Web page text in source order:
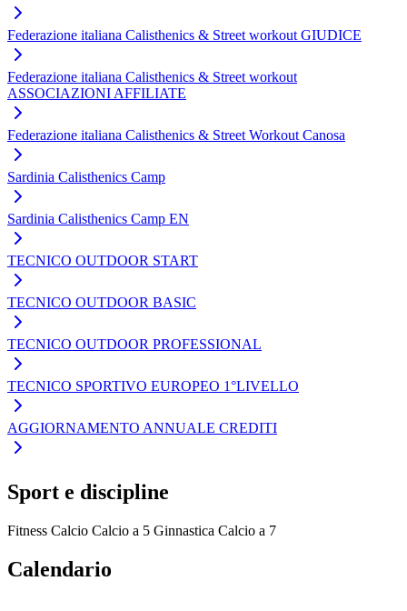
Federazione italiana Calisthenics & Street workout GIUDICE
Federazione italiana Calisthenics & Street workout
ASSOCIAZIONI AFFILIATE
Federazione italiana Calisthenics & Street Workout Canosa
Sardinia Calisthenics Camp
Sardinia Calisthenics Camp EN
TECNICO OUTDOOR START
TECNICO OUTDOOR BASIC
TECNICO OUTDOOR PROFESSIONAL
TECNICO SPORTIVO EUROPEO 1°LIVELLO
AGGIORNAMENTO ANNUALE CREDITI
Sport e discipline
Fitness Calcio Calcio a 5 Ginnastica Calcio a 7
Calendario